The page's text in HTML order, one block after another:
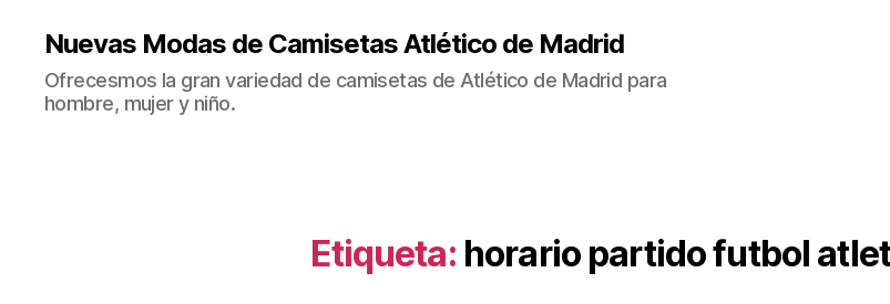
Nuevas Modas de Camisetas Atlético de Madrid
Ofrecesmos la gran variedad de camisetas de Atlético de Madrid para
hombre, mujer y niño.
Etiqueta: horario partido futbol